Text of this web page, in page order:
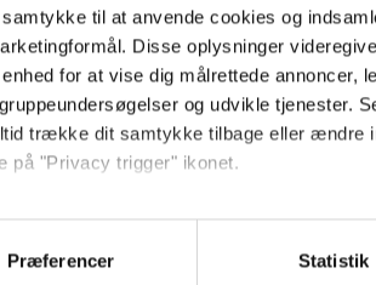
til at anvende cookies og
Disse oplysninger
for at vise dig målrettede annoncer,
og udvikle tjenester.
trække dit samtykke tilbage eller ændre
på "Privacy trigger" ikonet.
din placering, der kan være nøjagtig
Præferencer Statistik